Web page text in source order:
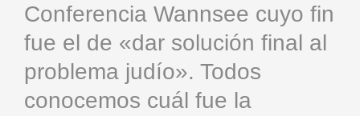
Conferencia Wannsee cuyo fin
fue el de «dar solución final al
problema judío». Todos
conocemos cuál fue la